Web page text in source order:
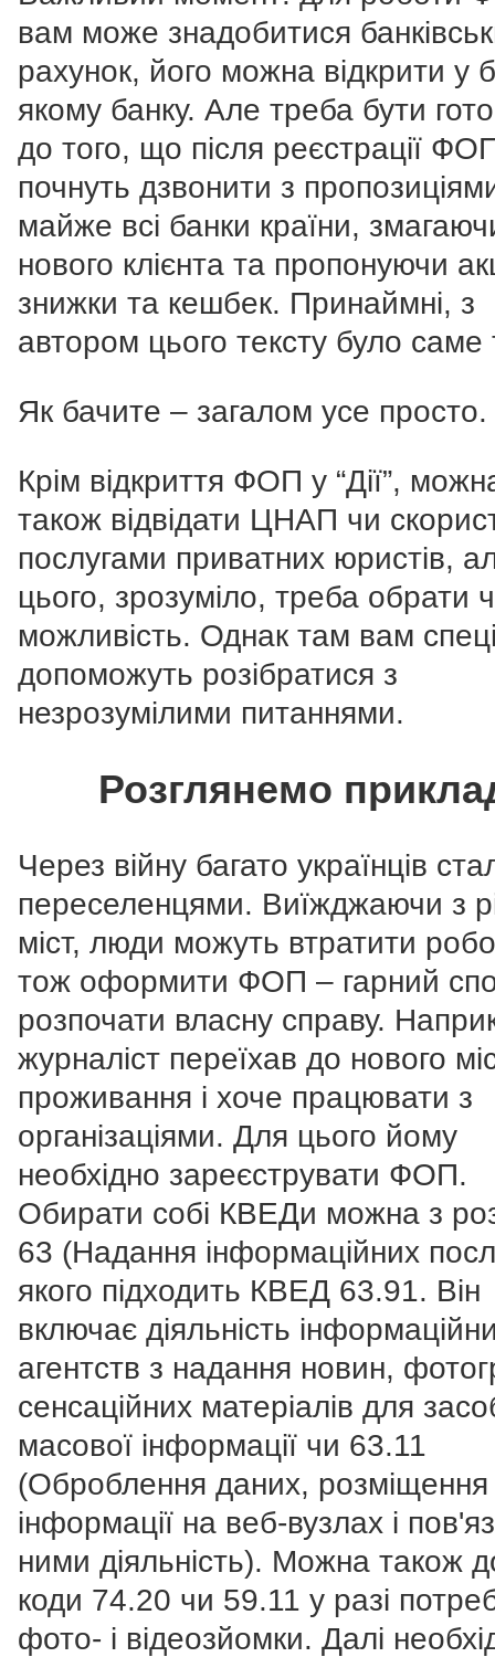
вам може знадобитися
рахунок, його можна відкрити у
якому банку. Але треба бути
до того, що після реєстрації
почнуть дзвонити з
майже всі банки країни,
нового клієнта та пропонуючи
знижки та кешбек. Принаймні, з
автором цього тексту було саме
Як бачите – загалом усе просто.
Крім відкриття ФОП у “Дії”,
також відвідати ЦНАП чи
послугами приватних юристів,
цього, зрозуміло, треба обрати
можливість. Однак там вам
допоможуть розібратися з
незрозумілими питаннями.
Розглянемо
Через війну багато українців
переселенцями. Виїжджаючи з
міст, люди можуть втратити
тож оформити ФОП – гарний
розпочати власну справу.
журналіст переїхав до нового
проживання і хоче працювати з
організаціями. Для цього йому
необхідно зареєструвати ФОП.
Обирати собі КВЕДи можна з
63 (Надання інформаційних
якого підходить КВЕД 63.91. Він
включає діяльність
агентств з надання новин,
сенсаційних матеріалів для
масової інформації чи 63.11
(Оброблення даних, розміщення
інформації на веб-вузлах і
ними діяльність). Можна також
коди 74.20 чи 59.11 у разі
фото- і відеозйомки. Далі